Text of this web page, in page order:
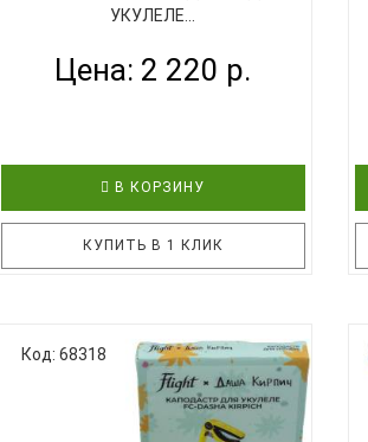
УКУЛЕЛЕ...
Цена: 2 220 р.
В КОРЗИНУ
КУПИТЬ В 1 КЛИК
специально для укулеле, с
классичискими гавайскими
расцветками - красный гибискус,
пастельный гибискус и рисунок,
Код: 68318